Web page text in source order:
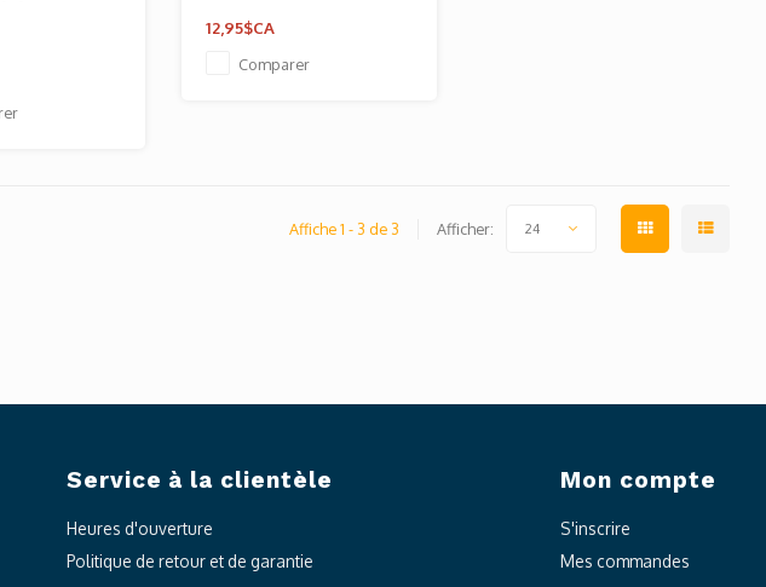
12,95$CA
Comparer
Affiche 1 - 3 de 3 Afficher: 24
Service à la clientèle
Heures d'ouverture
Politique de retour et de garantie
Mon compte
S'inscrire
Mes commandes